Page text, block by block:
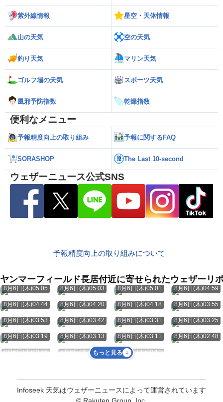
紫外線情報 星空・天体情報
山の天気 空の天気
釣り天気 マリン天気
ゴルフ場の天気 スポーツ天気
風邪予防指数 乾燥指数
便利なメニュー
予報精度向上の取り組み 予報に関するFAQ
SORASHOP The Last 10-second
ウェザーニュース公式SNS
予報精度向上の取り組みについて
ヤンマーフィールド長居付近に寄せられたウェザーリ
8月6日(木)05:05 8月6日(木)05:03 8月6日(木)05:01 8月6日(木)04:59
8月6日(木)04:44 8月6日(木)04:20 8月6日(木)04:18 8月6日(木)03:55
8月6日(木)03:53 8月6日(木)03:42 8月6日(木)03:31 8月6日(木)03:25
8月6日(木)03:19 8月6日(木)03:13 8月6日(木)03:11 8月6日(木)02:48
8月6日(木)02:46 8月6日(木)02:43 8月6日(木)02:11
もっと見る
Infoseek 天気はウェザーニュースによって運営されています
© Rakuten Group, Inc.